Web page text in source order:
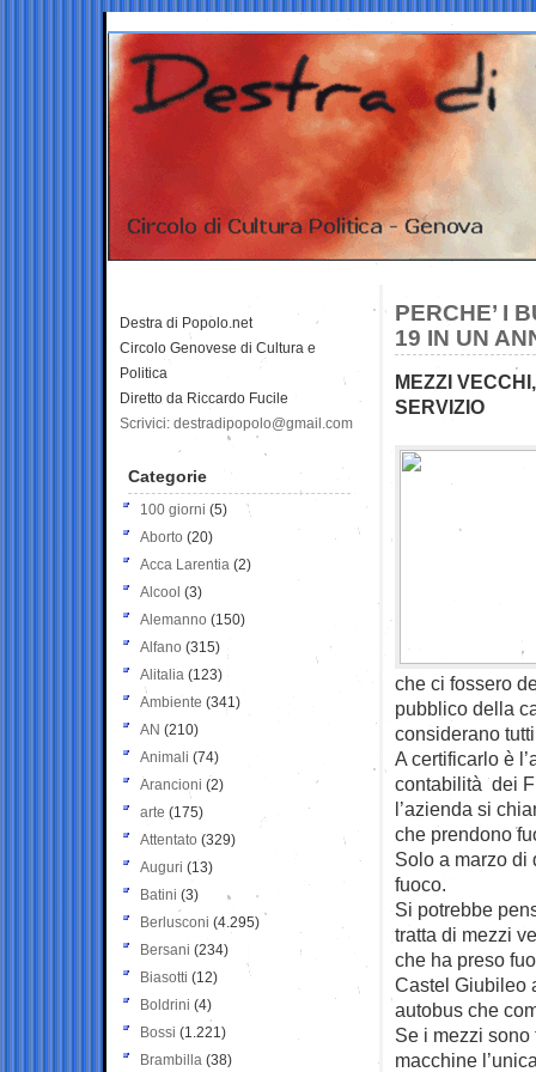
PERCHE’ I
19 IN UN
MEZZI
SERVIZIO
che ci fossero
pubblico della
considerano
A certificarlo è
contabilità dei
l’azienda si
che prendono
Solo a marzo di
fuoco.
Si potrebbe
tratta di mezzi
che ha preso
Castel Giubileo
autobus che
Se i mezzi
macchine
Destra di Popolo.net
Circolo Genovese di Cultura e
Politica
Diretto da Riccardo Fucile
Scrivici: destradipopolo@gmail.com
Categorie
100 giorni (5)
Aborto (20)
Acca Larentia (2)
Alcool (3)
Alemanno (150)
Alfano (315)
Alitalia (123)
Ambiente (341)
AN (210)
Animali (74)
Arancioni (2)
arte (175)
Attentato (329)
Auguri (13)
Batini (3)
Berlusconi (4.295)
Bersani (234)
Biasotti (12)
Boldrini (4)
Bossi (1.221)
Brambilla (38)